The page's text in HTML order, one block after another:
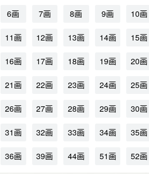
6画 7画 8画 9画 10画
11画 12画 13画 14画 15画
16画 17画 18画 19画 20画
21画 22画 23画 24画 25画
26画 27画 28画 29画 30画
31画 32画 33画 34画 35画
36画 39画 44画 51画 52画